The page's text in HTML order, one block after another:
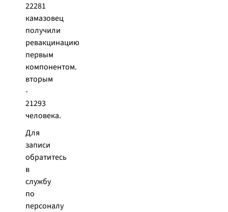
22281
камазовец
получили
ревакцинацию
первым
компонентом.
вторым
-
21293
человека.
Для
записи
обратитесь
в
службу
по
персоналу